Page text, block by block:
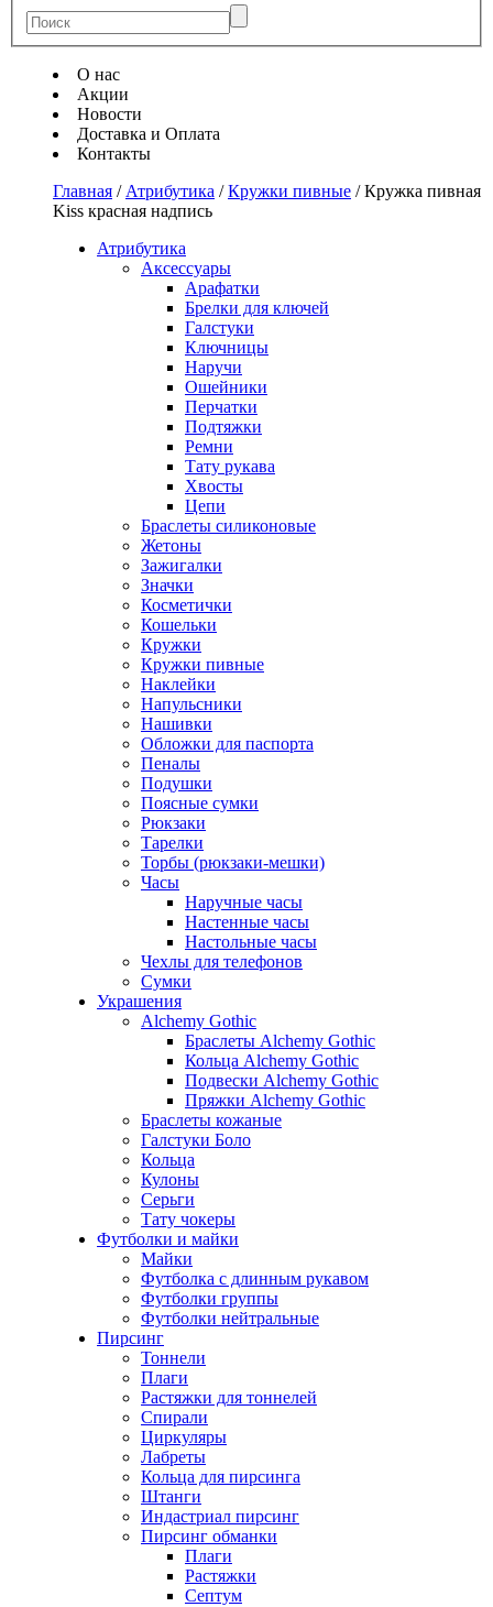
О нас
Акции
Новости
Доставка и Оплата
Контакты
Главная / Атрибутика /Кружки пивные /Кружка пивная
Kiss красная надпись
Атрибутика
Аксессуары
Арафатки
Брелки для ключей
Галстуки
Ключницы
Наручи
Ошейники
Перчатки
Подтяжки
Ремни
Тату рукава
Хвосты
Цепи
Браслеты силиконовые
Жетоны
Зажигалки
Значки
Косметички
Кошельки
Кружки
Кружки пивные
Наклейки
Напульсники
Нашивки
Обложки для паспорта
Пеналы
Подушки
Поясные сумки
Рюкзаки
Тарелки
Торбы (рюкзаки-мешки)
Часы
Наручные часы
Настенные часы
Настольные часы
Чехлы для телефонов
Сумки
Украшения
Alchemy Gothic
Браслеты Alchemy Gothic
Кольца Alchemy Gothic
Подвески Alchemy Gothic
Пряжки Alchemy Gothic
Браслеты кожаные
Галстуки Боло
Кольца
Кулоны
Серьги
Тату чокеры
Футболки и майки
Майки
Футболка с длинным рукавом
Футболки группы
Футболки нейтральные
Пирсинг
Тоннели
Плаги
Растяжки для тоннелей
Спирали
Циркуляры
Лабреты
Кольца для пирсинга
Штанги
Индастриал пирсинг
Пирсинг обманки
Плаги
Растяжки
Септум